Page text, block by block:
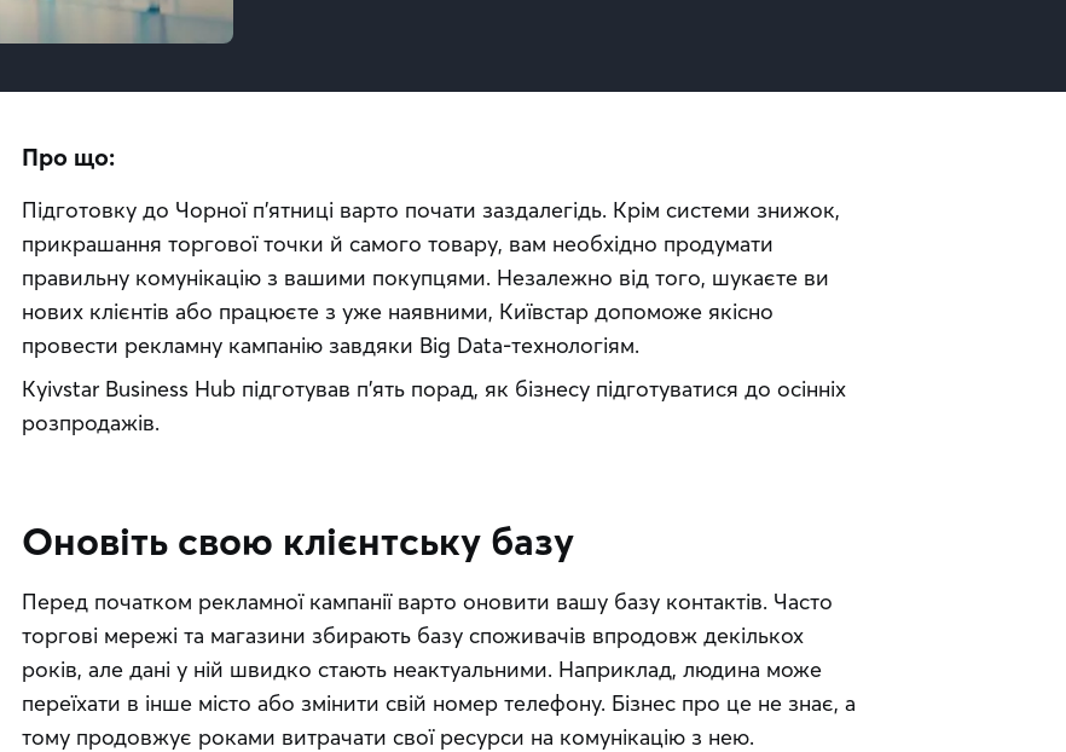
Про що:
Підготовку до Чорної п’ятниці варто почати заздалегідь. Крім системи знижок,
прикрашання торгової точки й самого товару, вам необхідно продумати
правильну комунікацію з вашими покупцями. Незалежно від того, шукаєте ви
нових клієнтів або працюєте з уже наявними, Київстар допоможе якісно
провести рекламну кампанію завдяки Big Data-технологіям.
Kyivstar Business Hub підготував п’ять порад, як бізнесу підготуватися до осінніх
розпродажів.
Оновіть свою клієнтську базу
Перед початком рекламної кампанії варто оновити вашу базу контактів. Часто
торгові мережі та магазини збирають базу споживачів впродовж декількох
років, але дані у ній швидко стають неактуальними. Наприклад, людина може
переїхати в інше місто або змінити свій номер телефону. Бізнес про це не знає, а
тому продовжує роками витрачати свої ресурси на комунікацію з нею.